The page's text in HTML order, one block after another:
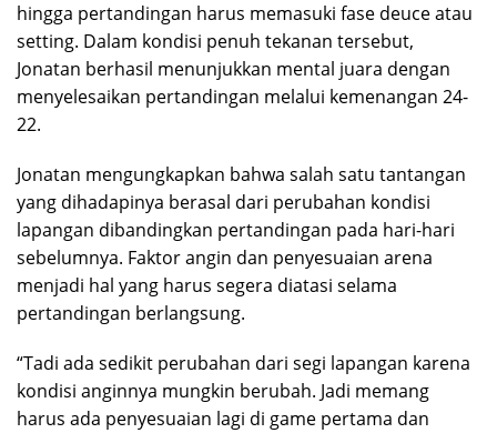
hingga pertandingan harus memasuki fase deuce atau
setting. Dalam kondisi penuh tekanan tersebut,
Jonatan berhasil menunjukkan mental juara dengan
menyelesaikan pertandingan melalui kemenangan 24-
22.
Jonatan mengungkapkan bahwa salah satu tantangan
yang dihadapinya berasal dari perubahan kondisi
lapangan dibandingkan pertandingan pada hari-hari
sebelumnya. Faktor angin dan penyesuaian arena
menjadi hal yang harus segera diatasi selama
pertandingan berlangsung.
“Tadi ada sedikit perubahan dari segi lapangan karena
kondisi anginnya mungkin berubah. Jadi memang
harus ada penyesuaian lagi di game pertama dan